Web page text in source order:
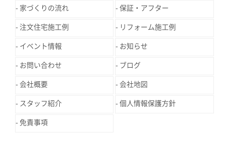
家づくりの流れ 保証・アフター
注文住宅施工例 リフォーム施工例
イベント情報 お知らせ
お問い合わせ ブログ
会社概要 会社地図
スタッフ紹介 個人情報保護方針
免責事項